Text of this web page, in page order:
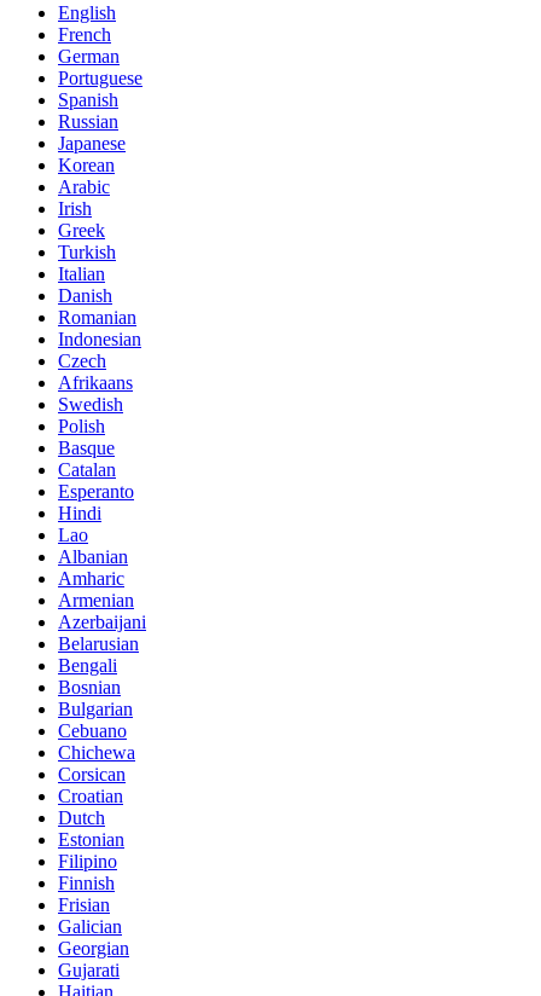
English
French
German
Portuguese
Spanish
Russian
Japanese
Korean
Arabic
Irish
Greek
Turkish
Italian
Danish
Romanian
Indonesian
Czech
Afrikaans
Swedish
Polish
Basque
Catalan
Esperanto
Hindi
Lao
Albanian
Amharic
Armenian
Azerbaijani
Belarusian
Bengali
Bosnian
Bulgarian
Cebuano
Chichewa
Corsican
Croatian
Dutch
Estonian
Filipino
Finnish
Frisian
Galician
Georgian
Gujarati
Haitian